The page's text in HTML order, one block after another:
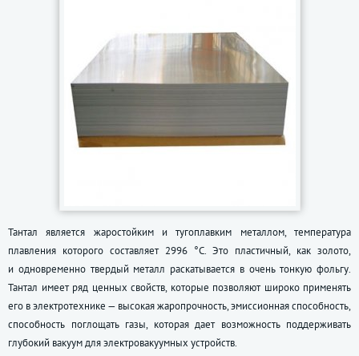
Тантал является жаростойким и тугоплавким металлом, температура
плавления которого составляет 2996 °C. Это пластичный, как золото,
и одновременно твердый металл раскатывается в очень тонкую фольгу.
Тантал имеет ряд ценных свойств, которые позволяют широко применять
его в электротехнике — высокая жаропрочность, эмиссионная способность,
способность поглощать газы, которая дает возможность поддерживать
глубокий вакуум для электровакуумных устройств.